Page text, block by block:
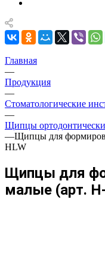
Главная
—
Продукция
—
Стоматологические
—
Щипцы
—Щипцы для
HLW
Щипцы для
малые (арт.